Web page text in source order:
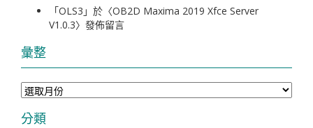
「OLS3 」於〈OB2D Maxima 2019 Xfce Server
V1.0.3〉發佈留言
彙整
彙
整
分類